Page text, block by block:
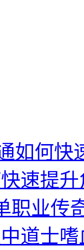
如何快
速提
职业传
道士